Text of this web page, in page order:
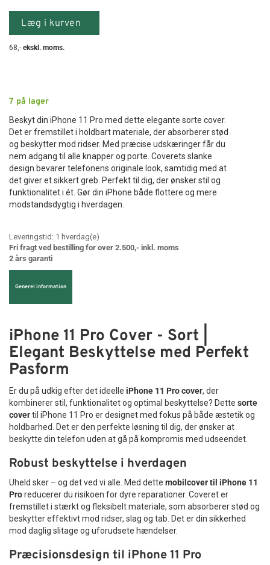
7 på lager
Beskyt din iPhone 11 Pro med dette elegante sorte cover.
Det er fremstillet i holdbart materiale, der absorberer stød
og beskytter mod ridser. Med præcise udskæringer får du
nem adgang til alle knapper og porte. Coverets slanke
design bevarer telefonens originale look, samtidig med at
det giver et sikkert greb. Perfekt til dig, der ønsker stil og
funktionalitet i ét. Gør din iPhone både flottere og mere
modstandsdygtig i hverdagen.
Læg i kurven
68,- ekskl. moms.
Leveringstid: 1 hverdag(e)
Fri fragt ved bestilling for over 2.500,- inkl. moms
2 års garanti
Generel information
iPhone 11 Pro Cover - Sort |
Elegant Beskyttelse med Perfekt
Pasform
Er du på udkig efter det ideelle iPhone 11 Pro cover, der
kombinerer stil, funktionalitet og optimal beskyttelse? Dette sorte
covertil iPhone 11 Pro er designet med fokus på både æstetik og
holdbarhed. Det er den perfekte løsning til dig, der ønsker at
beskytte din telefon uden at gå på kompromis med udseendet.
Robust beskyttelse i hverdagen
Uheld sker – og det ved vi alle. Med dette mobilcover til iPhone 11
Proreducerer du risikoen for dyre reparationer. Coveret er
fremstillet i stærkt og fleksibelt materiale, som absorberer stød og
beskytter effektivt mod ridser, slag og tab. Det er din sikkerhed
mod daglig slitage og uforudsete hændelser.
Præcisionsdesign til iPhone 11 Pro